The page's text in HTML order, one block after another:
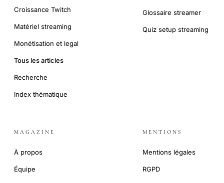
Croissance Twitch
Matériel streaming
Monétisation et legal
Tous les articles
Recherche
Index thématique
Glossaire streamer
Quiz setup streaming
MAGAZINE
À propos
Équipe
MENTIONS
Mentions légales
RGPD